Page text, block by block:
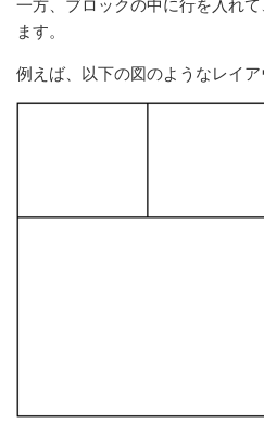
一方、ブロックの中に行を入れ
ます。
例えば、以下の図のようなレイア